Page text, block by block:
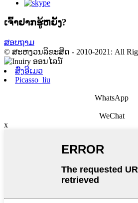
ເຈົ້າ​ຢາກ​ຮູ້​ຫຍັງ?
ສອບຖາມ
© ສະຫງວນລິຂະສິດ - 2010-2021: All
ສົ່ງອີເມວ
Picasso_liu
WhatsApp
WeChat
x